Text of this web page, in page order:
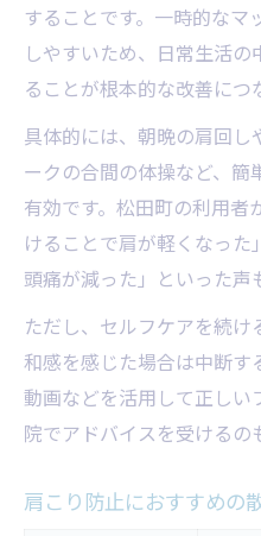
することです。一時的な
しやすいため、日常生活
ることが根本的な改善につ
具体的には、朝晩の肩回し
ークの合間の体操など、
有効です。松田町の利用者
けることで肩が軽くなっ
頭痛が減った」といった声
ただし、セルフケアを続
和感を感じた場合は中断す
動画などを活用して正し
院でアドバイスを受けるの
肩こり防止におすすめの